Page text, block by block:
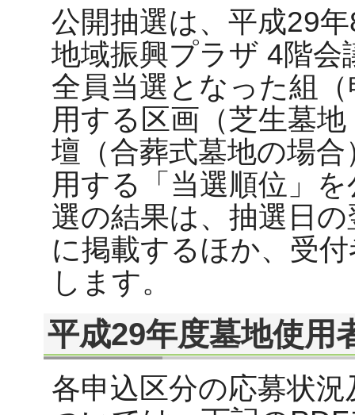
公開抽選は、平成29
地域振興プラザ 4階
全員当選となった組
用する区画（芝生墓
壇（合葬式墓地の場
用する「当選順位」
選の結果は、抽選日
に掲載するほか、受
します。
平成29年度墓地使用
各申込区分の応募状